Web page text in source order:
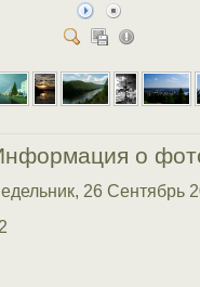
о
26 Сентябрь